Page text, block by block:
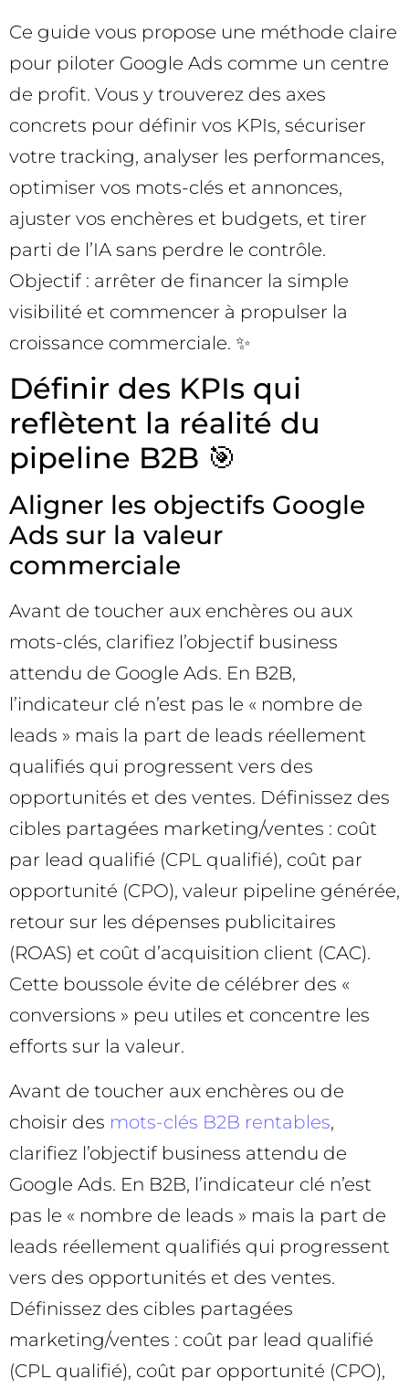
Ce guide vous propose une méthode claire
pour piloter Google Ads comme un centre
de profit. Vous y trouverez des axes
concrets pour définir vos KPIs, sécuriser
votre tracking, analyser les performances,
optimiser vos mots-clés et annonces,
ajuster vos enchères et budgets, et tirer
parti de l’IA sans perdre le contrôle.
Objectif : arrêter de financer la simple
visibilité et commencer à propulser la
croissance commerciale. ✨
Définir des KPIs qui
reflètent la réalité du
pipeline B2B 🎯
Aligner les objectifs Google
Ads sur la valeur
commerciale
Avant de toucher aux enchères ou aux
mots-clés, clarifiez l’objectif business
attendu de Google Ads. En B2B,
l’indicateur clé n’est pas le « nombre de
leads » mais la part de leads réellement
qualifiés qui progressent vers des
opportunités et des ventes. Définissez des
cibles partagées marketing/ventes : coût
par lead qualifié (CPL qualifié), coût par
opportunité (CPO), valeur pipeline générée,
retour sur les dépenses publicitaires
(ROAS) et coût d’acquisition client (CAC).
Cette boussole évite de célébrer des «
conversions » peu utiles et concentre les
efforts sur la valeur.
Avant de toucher aux enchères ou de
choisir des mots-clés B2B rentables,
clarifiez l’objectif business attendu de
Google Ads. En B2B, l’indicateur clé n’est
pas le « nombre de leads » mais la part de
leads réellement qualifiés qui progressent
vers des opportunités et des ventes.
Définissez des cibles partagées
marketing/ventes : coût par lead qualifié
(CPL qualifié), coût par opportunité (CPO),